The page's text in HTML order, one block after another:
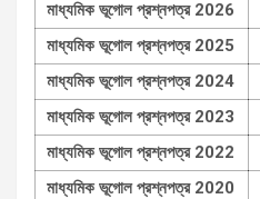
মাধ্যমিক ভূগোল প্রশ্নপত্র 2026
মাধ্যমিক ভূগোল প্রশ্নপত্র 2025
মাধ্যমিক ভূগোল প্রশ্নপত্র 2024
মাধ্যমিক ভূগোল প্রশ্নপত্র 2023
মাধ্যমিক ভূগোল প্রশ্নপত্র 2022
মাধ্যমিক ভূগোল প্রশ্নপত্র 2020